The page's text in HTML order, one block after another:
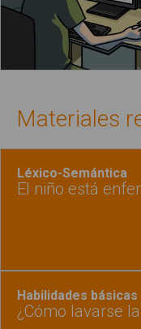
Materiales
Léxico-Semántica
El niño está
Habilidades básicas
¿Cómo lavarse